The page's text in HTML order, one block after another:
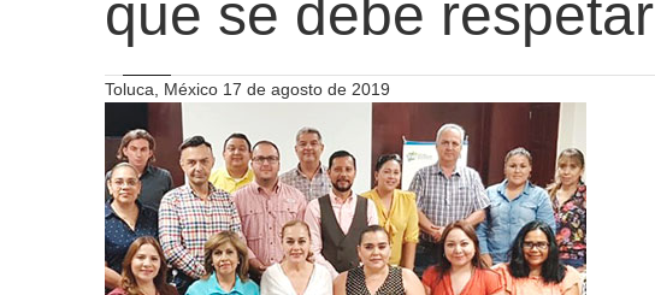
que se debe respetar
Toluca, México 17 de agosto de 2019